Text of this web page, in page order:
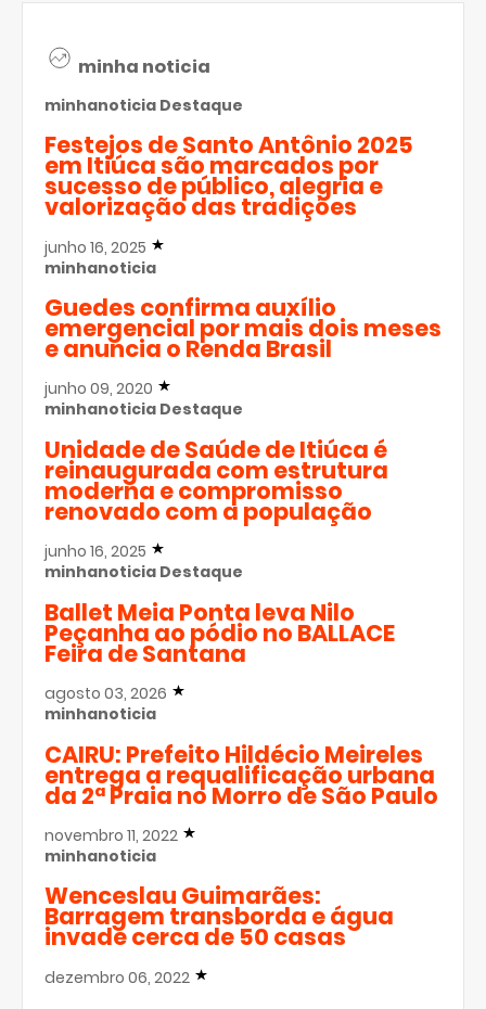
minha noticia
minhanoticia Destaque
Festejos de Santo Antônio 2025
em Itiúca são marcados por
sucesso de público, alegria e
valorização das tradições
junho 16, 2025
minhanoticia
Guedes confirma auxílio
emergencial por mais dois meses
e anuncia o Renda Brasil
junho 09, 2020
minhanoticia Destaque
Unidade de Saúde de Itiúca é
reinaugurada com estrutura
moderna e compromisso
renovado com a população
junho 16, 2025
minhanoticia Destaque
Ballet Meia Ponta leva Nilo
Peçanha ao pódio no BALLACE
Feira de Santana
agosto 03, 2026
minhanoticia
CAIRU: Prefeito Hildécio Meireles
entrega a requalificação urbana
da 2ª Praia no Morro de São Paulo
novembro 11, 2022
minhanoticia
Wenceslau Guimarães:
Barragem transborda e água
invade cerca de 50 casas
dezembro 06, 2022